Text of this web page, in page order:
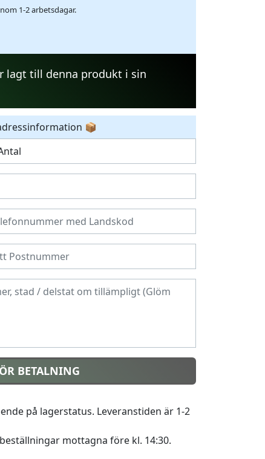
1-2 arbetsdagar.
lagt till denna produkt i sin
📦
BETALNING
på lagerstatus. Leveranstiden är 1-2
mottagna före kl. 14:30.